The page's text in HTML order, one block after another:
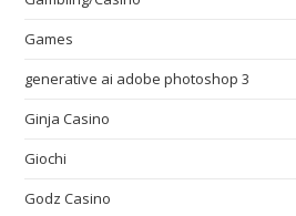
Games
generative ai adobe photoshop 3
Ginja Casino
Giochi
Godz Casino